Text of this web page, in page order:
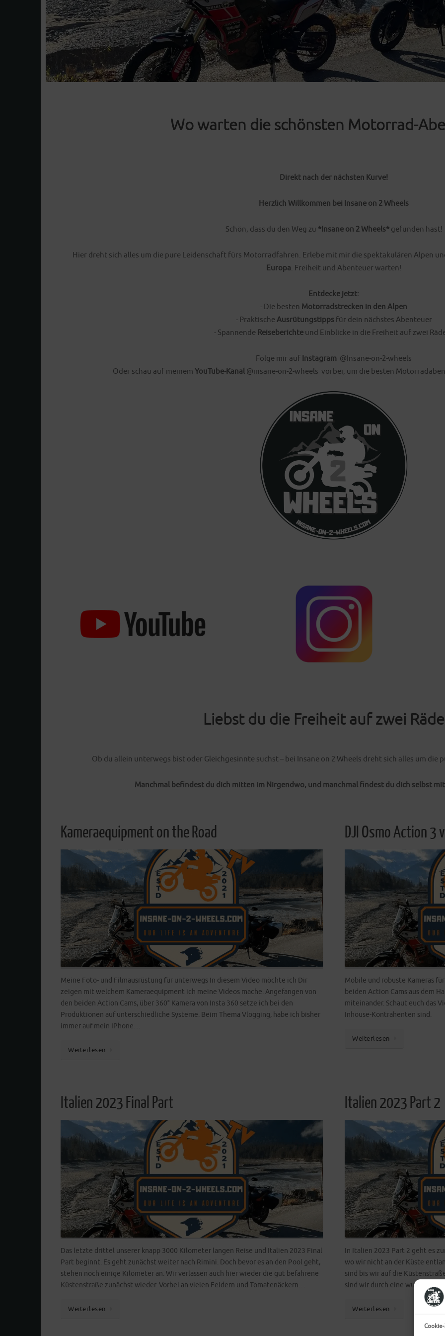
Wo warten die schönsten Motorrad-
Direkt nach der nächsten Kurve!
Herzlich Willkommen bei Insane on 2 Wheels
Schön, dass du den Weg zu *Insane on 2 Wheels* gefunden hast!
Hier dreht sich alles um die pure Leidenschaft fürs Motorradfahren. Erlebe mit mir die spektakulären Alpen
Europa. Freiheit und Abenteuer warten!
Entdecke jetzt:
- Die besten Motorradstrecken in den Alpen
- Praktische Ausrütungstippsfür dein nächstes Abenteuer
- Spannende Reiseberichteund Einblicke in die Freiheit auf zwei
Folge mir auf Instagram @Insane-on-2-wheels
Oder schau auf meinem YouTube-Kanal @insane-on-2-wheels vorbei, um die besten
FOLGE MIR AUF YOUTUBE Hier findest du sämtliche
YouTube Videos des Kanals @insane-on-2-wheels.
Verpasse kein Video mehr von mir wenn ich auf
folge
on 2
Liebst du die Freiheit auf zwei
Ob du allein unterwegs bist oder Gleichgesinnte suchst – bei Insane on 2 Wheels dreht sich alles um
Manchmal befindest du dich mitten im Nirgendwo, und manchmal findest du dich selbst
Kameraequipment on the Road
Meine Foto- und Filmausrüstung für unterwegs In diesem Video möchte ich Dir
zeigen mit welchem Kameraequipment ich meine Videos mache. Angefangen von
den beiden Action Cams, über 360° Kamera von Insta 360 setze ich bei den
Produktionen auf unterschiedliche Systeme. Beim Thema Vlogging, habe ich bisher
immer auf mein IPhone…
Weiterlesen
DJI Osmo Action 3
Mobile und robuste Kameras
beiden Action Cams aus dem
miteinander. Schaut euch das
Inhouse-Kontrahenten sind.
Weiterlesen
Italien 2023 Final Part
Das letzte drittel unserer knapp 3000 Kilometer langen Reise und Italien 2023 Final
Part beginnt. Es geht zunächst weiter nach Rimini. Doch bevor es an den Pool geht,
stehen noch einige Kilometer an. Wir verlassen auch hier wieder die gut befahrene
Küstenstraße zunächst wieder. Vorbei an vielen Feldern und Tomatenäckern…
Weiterlesen
Italien 2023 Part 2
In Italien 2023 Part 2 geht es
wo wir nicht an der Küste
sind bis wir auf die
sind wir durch eine
Weiterlesen